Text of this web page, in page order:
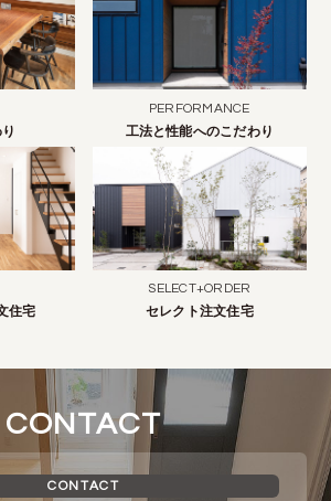
PERFORMANCE
工法と性能へのこだわり
住宅
SELECT+ORDER
セレクト注文住宅
CONTACT
CONTACT